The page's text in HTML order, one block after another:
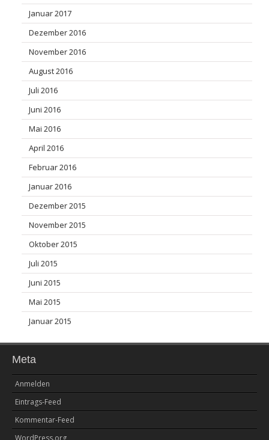
Januar 2017
Dezember 2016
November 2016
August 2016
Juli 2016
Juni 2016
Mai 2016
April 2016
Februar 2016
Januar 2016
Dezember 2015
November 2015
Oktober 2015
Juli 2015
Juni 2015
Mai 2015
Januar 2015
Meta
Anmelden
Eintrags-Feed
Kommentar-Feed
WordPress.org